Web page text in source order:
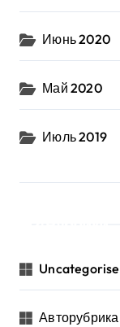
Июнь 2020
Май 2020
Июль 2019
Авторубрика